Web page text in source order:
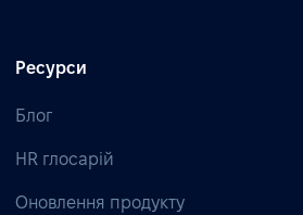
Ресурси
Блог
HR глосарій
Оновлення продукту